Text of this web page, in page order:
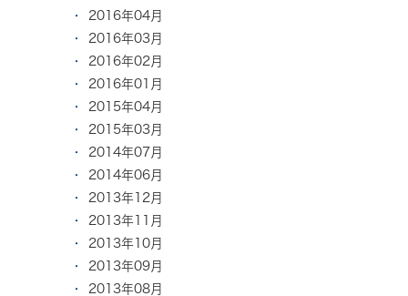
2016年04月
2016年03月
2016年02月
2016年01月
2015年04月
2015年03月
2014年07月
2014年06月
2013年12月
2013年11月
2013年10月
2013年09月
2013年08月